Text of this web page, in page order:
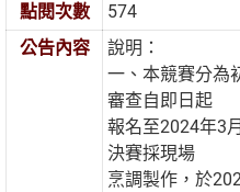
點閱次數
574
公告內容
說明：
一、本競賽分為
審查自即日起
報名至2024年3
決賽採現場
烹調製作，於